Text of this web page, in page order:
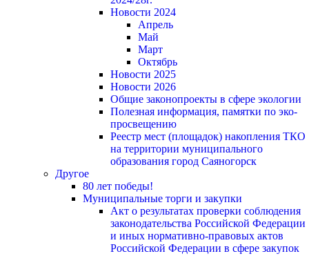
Новости 2024
Апрель
Май
Март
Октябрь
Новости 2025
Новости 2026
Общие законопроекты в сфере экологии
Полезная информация, памятки по эко-
просвещению
Реестр мест (площадок) накопления ТКО
на территории муниципального
образования город Саяногорск
Другое
80 лет победы!
Муниципальные торги и закупки
Акт о результатах проверки соблюдения
законодательства Российской Федерации
и иных нормативно-правовых актов
Российской Федерации в сфере закупок